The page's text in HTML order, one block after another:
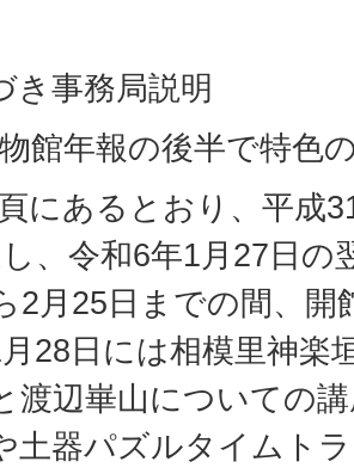
き事務局説明
年報の後半で特色
にあるとおり、平成
、令和6年1月27日の
2月25日までの間、
28日には相模里神楽
渡辺崋山についての
土器パズルタイムト